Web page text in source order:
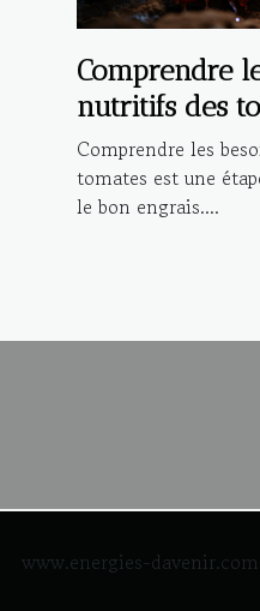
Comprendre
nutritifs des
choisir le bon
Comprendre les
tomates est une
le bon engrais....
www.energies-davenir.com